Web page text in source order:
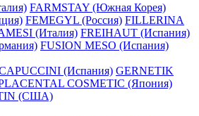
FARMSTAY (Южная Корея)
FEMEGYL (Россия) FILLERINA
(Италия) FREIHAUT (Испания)
FUSION MESO (Испания)
(Испания) GERNETIK
COSMETIC (Япония)
(США)